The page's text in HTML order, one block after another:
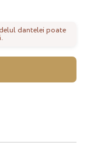
dantelei poate